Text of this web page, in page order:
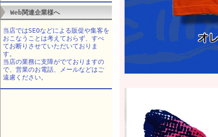
Web関連企業様へ
当店ではSEOなどによる販促や集客を
おこなうことは考えておらず、すべ
てお断りさせていただいておりま
す。
当店の業務に支障がでておりますの
で、営業のお電話、メールなどはご
遠慮ください。